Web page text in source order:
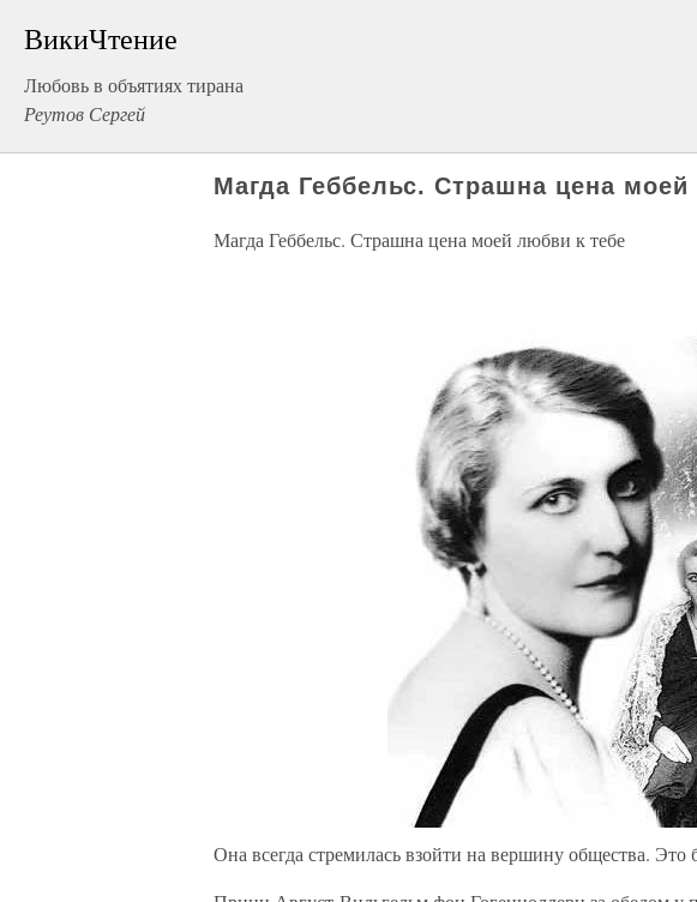
ВикиЧтение
Любовь в объятиях тирана
Реутов Сергей
Магда Геббельс. Страшна цена
Магда Геббельс. Страшна цена моей любви к тебе
Она всегда стремилась взойти на вершину общества. Это